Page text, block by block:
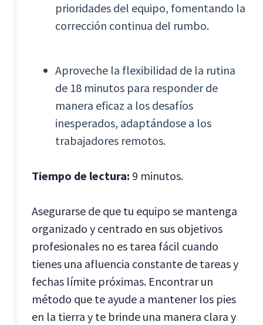
prioridades del equipo, fomentando la
corrección continua del rumbo.
Aproveche la flexibilidad de la rutina
de 18 minutos para responder de
manera eficaz a los desafíos
inesperados, adaptándose a los
trabajadores remotos.
Tiempo de lectura: 9 minutos.
Asegurarse de que tu equipo se mantenga
organizado y centrado en sus objetivos
profesionales no es tarea fácil cuando
tienes una afluencia constante de tareas y
fechas límite próximas. Encontrar un
método que te ayude a mantener los pies
en la tierra y te brinde una manera clara y